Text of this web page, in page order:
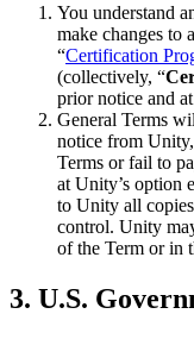
You understand
make changes to
“Certification
(collectively, “
prior notice and
General Terms
notice from
Terms or fail to
at Unity’s option
to Unity all
control. Unity
of the Term or in
3. U.S.